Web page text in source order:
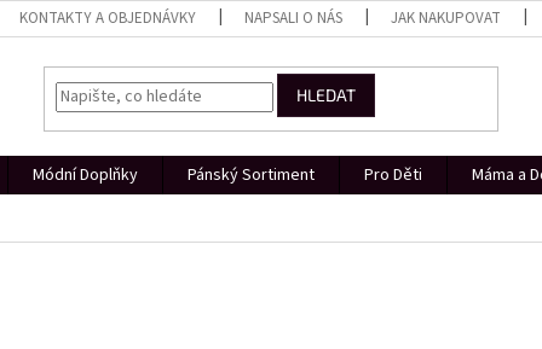
KONTAKTY A OBJEDNÁVKY NAPSALI O NÁS JAK NAKUPOVAT
HLEDAT
Módní Doplňky Pánský Sortiment Pro Děti Máma a